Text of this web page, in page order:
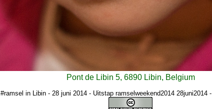
Pont de Libin 5, 6890 Libin, Belgium
#ramsel in Libin - 28 juni 2014 - Uitstap ramselweekend2014 28juni2014-